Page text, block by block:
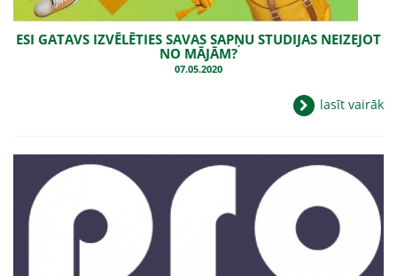
ESI GATAVS IZVĒLĒTIES SAVAS SAPŅU STUDIJAS NEIZEJOT
NO MĀJĀM?
07.05.2020
lasīt vairāk